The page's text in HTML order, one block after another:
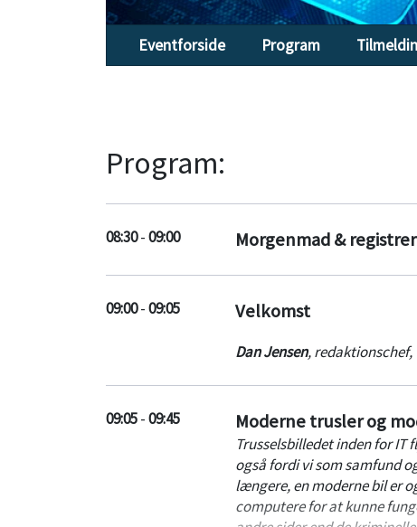
Eventforside Program
Program:
08:30-09:00 Morgenmad &
09:00-09:05 Velkomst
Dan Jensen,redaktionschef,
09:05-09:45 Moderne trusler og
Trusselsbilledet inden for
også fordi vi som samfund
længere, en moderne bil er
computere for at kunne